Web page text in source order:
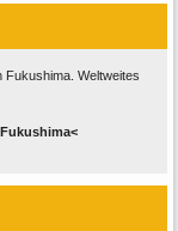
Fukushima. Weltweites